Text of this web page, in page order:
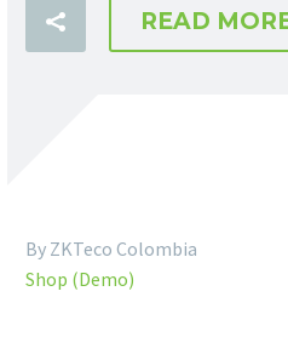
READ
By ZKTeco Colombia
Shop (Demo)